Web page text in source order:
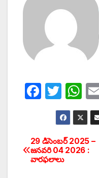
F
e
b
T
w
itt
er
W
h
at
s
A
Post
navigation
29 డిసెంబర్ 2025 –
జనవరి 04 2026 :
వారఫలాలు